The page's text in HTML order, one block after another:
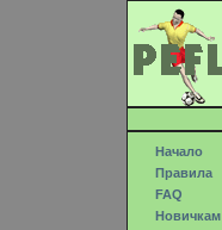
Начало
Правила
FAQ
Новичкам